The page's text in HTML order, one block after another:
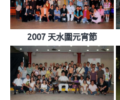
2007 天水圍元宵節